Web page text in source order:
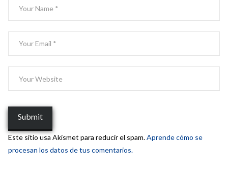
Este sitio usa Akismet para reducir el spam.Aprende cómo se
procesan los datos de tus comentarios.